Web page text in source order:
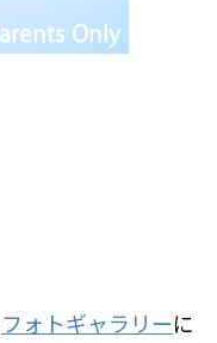
フォトギャラリーに